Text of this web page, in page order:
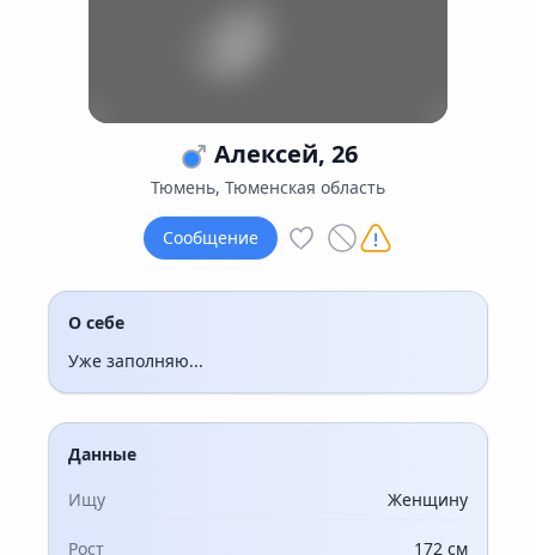
Алексей, 26
Тюмень, Тюменская область
Сообщение
О себе
Уже заполняю...
Данные
Ищу
Женщину
Рост 172 см